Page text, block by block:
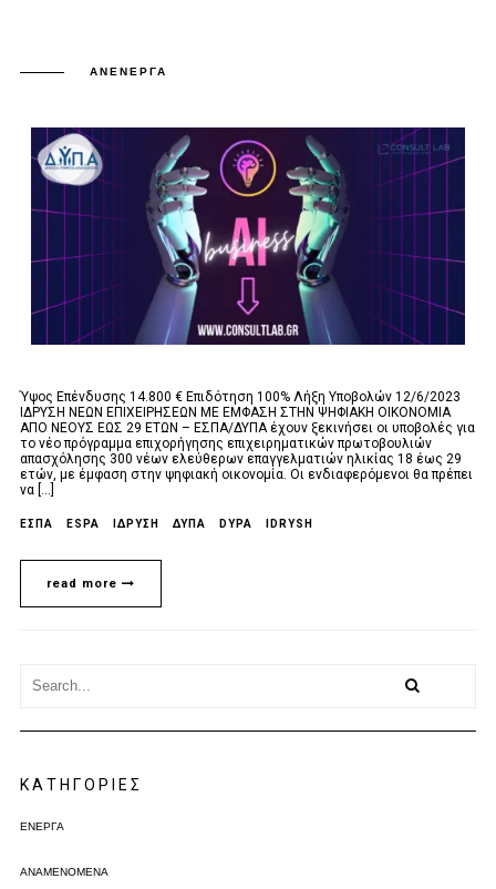
ΑΝΕΝΕΡΓΆ
Ύψος Επένδυσης 14.800 € Επιδότηση 100% Λήξη Υποβολών 12/6/2023
ΙΔΡΥΣΗ ΝΕΩΝ ΕΠΙΧΕΙΡΗΣΕΩΝ ΜΕ ΕΜΦΑΣΗ ΣΤΗΝ ΨΗΦΙΑΚΗ ΟΙΚΟΝΟΜΙΑ
ΑΠΟ ΝΕΟΥΣ ΕΩΣ 29 ΕΤΩΝ – ΕΣΠΑ/ΔΥΠΑ έχουν ξεκινήσει οι υποβολές για
το νέο πρόγραμμα επιχορήγησης επιχειρηματικών πρωτοβουλιών
απασχόλησης 300 νέων ελεύθερων επαγγελματιών ηλικίας 18 έως 29
ετών, με έμφαση στην ψηφιακή οικονομία. Οι ενδιαφερόμενοι θα πρέπει
να [...]
ΕΣΠΑ ESPA ΙΔΡΥΣΗ ΔΥΠΑ DYPA IDRYSH
read more
KΑΤΗΓΟΡΊΕΣ
ΕΝΕΡΓΆ
ΑΝΑΜΕΝΌΜΕΝΑ